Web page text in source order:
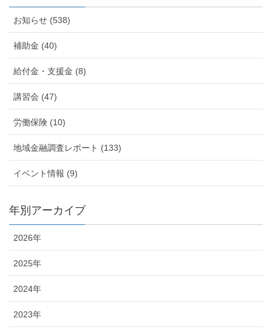
お知らせ (538)
補助金 (40)
給付金・支援金 (8)
講習会 (47)
労働保険 (10)
地域金融調査レポート (133)
イベント情報 (9)
年別アーカイブ
2026年
2025年
2024年
2023年